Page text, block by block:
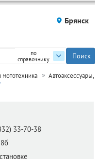
Брянск
по
справочнику
Автоаксессуары,
33-70-38